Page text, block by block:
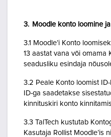
3. Moodle konto loomine
3.1 Moodle’i Konto
13 aastat vana või omama
seadusliku esindaja
3.2 Peale Konto loomist
ID-ga saadetakse
kinnituskiri konto
3.3 TalTech kustutab
Kasutaja Rollist Moodle’is